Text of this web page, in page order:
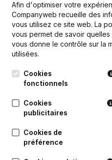
Date
30-07-2020
Afin d'optimiser votre
Companyweb recueille des
vous utilisez ce site web. La
vous permet de savoir
vous donne le contrôle sur la
utilisées.
Cookies
fonctionnels
Cookies
publicitaires
Cookies de
préférence